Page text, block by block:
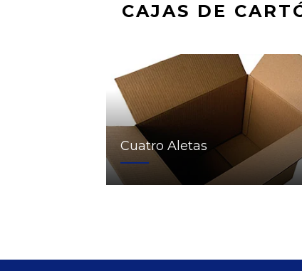
CAJAS DE
Cuatro Aletas